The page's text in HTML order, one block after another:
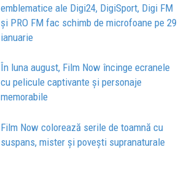
emblematice ale Digi24, DigiSport, Digi FM
și PRO FM fac schimb de microfoane pe 29
ianuarie
În luna august, Film Now încinge ecranele
cu pelicule captivante și personaje
memorabile
Film Now colorează serile de toamnă cu
suspans, mister și povești supranaturale